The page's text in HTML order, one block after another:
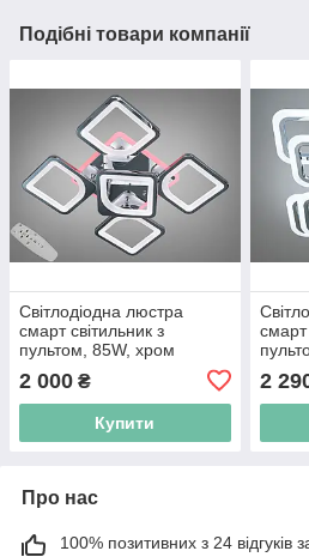
Подібні товари компанії
Світлодіодна люстра
смарт світильник з
пультом, 85W, хром
2 000 ₴
Купити
смарт
2
Про нас
100% позитивних з 24 відгуків